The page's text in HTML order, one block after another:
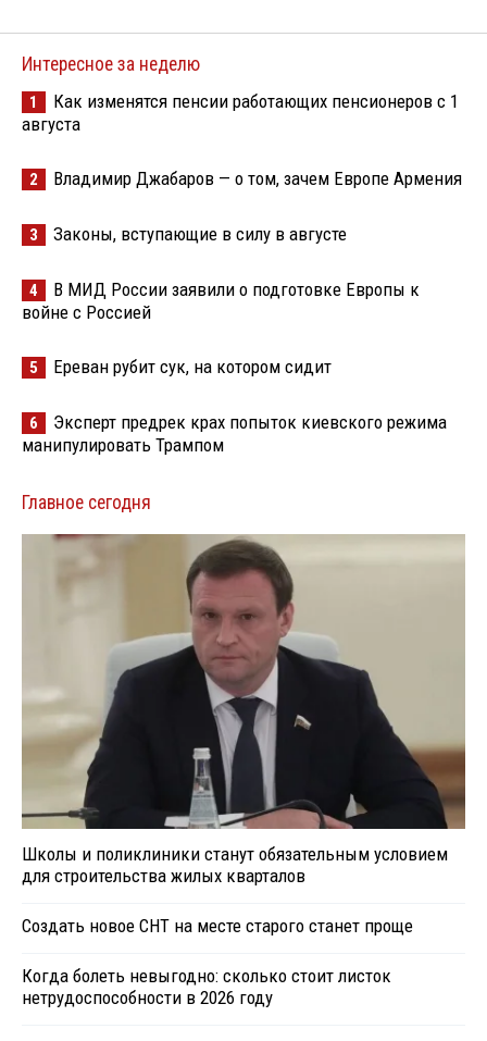
Интересное за неделю
1
Как изменятся пенсии работающих пенсионеров с 1
августа
2 Владимир Джабаров — о том, зачем Европе Армения
3 Законы, вступающие в силу в августе
4
В МИД России заявили о подготовке Европы к
войне с Россией
5 Ереван рубит сук, на котором сидит
6
Эксперт предрек крах попыток киевского режима
манипулировать Трампом
Главное сегодня
Школы и поликлиники станут обязательным условием
для строительства жилых кварталов
Создать новое СНТ на месте старого станет проще
Когда болеть невыгодно: сколько стоит листок
нетрудоспособности в 2026 году